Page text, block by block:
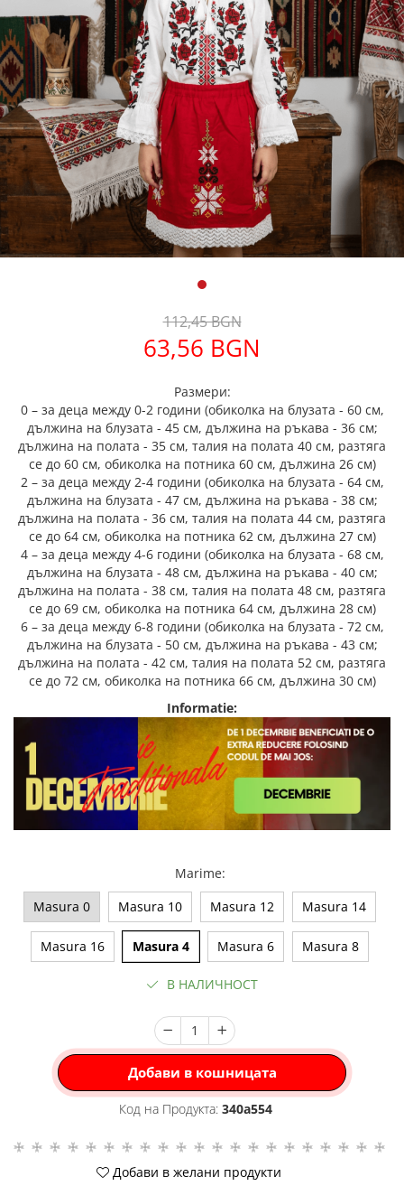
Дамски панталони
Дамски пуловери
Дамски сака
Дамски спортни комплекти
Дамски тениски
Дамски якета
Жилетка
Поли
112,45 BGN
63,56 BGN
Размери:
0 – за деца между 0-2 години (обиколка на блузата - 60 см,
дължина на блузата - 45 см, дължина на ръкава - 36 см;
дължина на полата - 35 см, талия на полата 40 см, разтяга
се до 60 см, обиколка на потника 60 см, дължина 26 см)
2 – за деца между 2-4 години (обиколка на блузата - 64 см,
дължина на блузата - 47 см, дължина на ръкава - 38 см;
дължина на полата - 36 см, талия на полата 44 см, разтяга
се до 64 см, обиколка на потника 62 см, дължина 27 см)
4 – за деца между 4-6 години (обиколка на блузата - 68 см,
дължина на блузата - 48 см, дължина на ръкава - 40 см;
дължина на полата - 38 см, талия на полата 48 см, разтяга
се до 69 см, обиколка на потника 64 см, дължина 28 см)
6 – за деца между 6-8 години (обиколка на блузата - 72 см,
дължина на блузата - 50 см, дължина на ръкава - 43 см;
дължина на полата - 42 см, талия на полата 52 см, разтяга
се до 72 см, обиколка на потника 66 см, дължина 30 см)
Informatie:
Marime:
Masura 0
Masura 10 Masura 12 Masura 14
Masura 16 Masura 4 Masura 6 Masura 8
В НАЛИЧНОСТ
Добави в кошницата
Код на Продукта: 340a554
Добави в желани продукти